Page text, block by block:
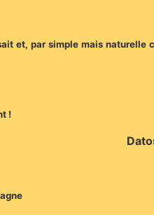
et, par simple mais
!